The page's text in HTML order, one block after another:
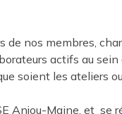
de nos membres,
actifs au
soient les ateliers
Anjou-Maine, et se